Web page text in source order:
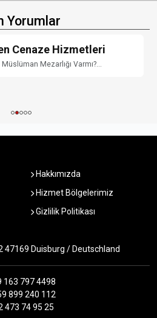
Yorumlar
Cenaze Hizmetleri
Mezarlığı Varmı?...
Hakkımızda
Hizmet Bölgelerimiz
Gizlilik Politikası
47169 Duisburg / Deutschland
163 797 4498
899 240 112
473 74 95 25